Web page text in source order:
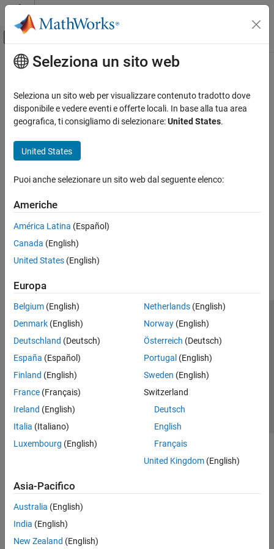
Vai al contenuto
Attiva/disattiva menu di navigazione
Pagina iniziale della documentazione
Contenuto principale
Seleziona un sito web
Seleziona un sito web per visualizzare contenuto tradotto dove
disponibile e vedere eventi e offerte locali. In base alla tua area
geografica, ti consigliamo di selezionare:United States.
United States
Puoi anche selezionare un sito web dal seguente elenco:
Americhe
América Latina (Español)
Canada (English)
United States (English)
Europa
Belgium (English)
Denmark (English)
Deutschland (Deutsch)
España (Español)
Finland (English)
France (Français)
Ireland (English)
Italia (Italiano)
Luxembourg (English)
Netherlands(English)
Norway(English)
Österreich (Deutsch)
Portugal (English)
Sweden (English)
Switzerland
Deutsch
English
Français
United Kingdom(English)
Asia-Pacifico
Australia (English)
India (English)
New Zealand (English)
Centro di fiducia
Informativa sulla privacy
Antipirateria
Stato dell'applicazione
Contatti
© 1994-2026 The MathWorks, Inc.